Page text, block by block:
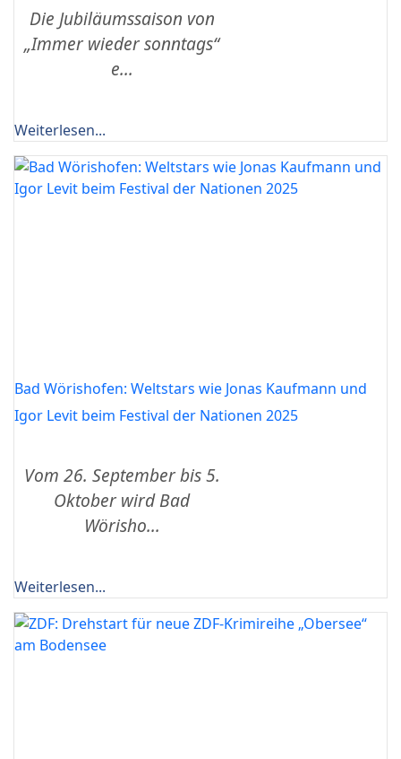
Die Jubiläumssaison von
„Immer wieder sonntags“
e...
Weiterlesen...
Bad Wörishofen: Weltstars wie Jonas Kaufmann und
Igor Levit beim Festival der Nationen 2025
Vom 26. September bis 5.
Oktober wird Bad
Wörisho...
Weiterlesen...